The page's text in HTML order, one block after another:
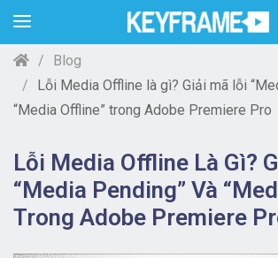
Blog
Lỗi Media Offline là gì? Giải mã lỗi
“Media Offline” trong Adobe Premiere Pro
Lỗi Media Offline Là Gì?
“Media Pending” Và
Trong Adobe Premiere